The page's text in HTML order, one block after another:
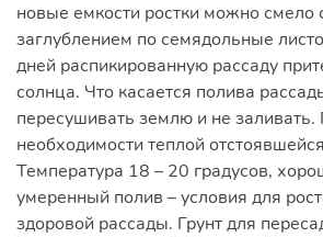
новые емкости ростки можно смело
заглублением по семядольные
дней распикированную рассаду
солнца. Что касается полива
пересушивать землю и не
необходимости теплой
Температура 18 – 20 градусов,
умеренный полив – условия для
здоровой рассады. Грунт для